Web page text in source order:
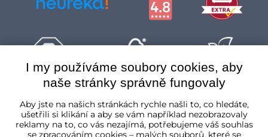
I my používáme soubory cookies, aby
naše stránky správně fungovaly
Aby jste na našich stránkách rychle našli to, co hledáte,
ušetřili si klikání a aby se vám například nezobrazovaly
reklamy na to, co vás nezajímá, potřebujeme váš souhlas
se zpracováním cookies – malých souborů, které se